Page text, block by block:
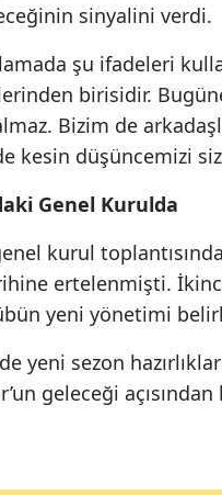
sinyalini verdi.
şu ifadeleri
birisidir.
Bizim de
kesin düşüncemizi
Genel Kurulda
kurul
ertelenmişti.
yeni yönetimi
yeni sezon
geleceği